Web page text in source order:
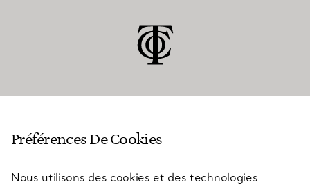
SERVICES
Préférences De Cookies
Nous utilisons des cookies et des technologies